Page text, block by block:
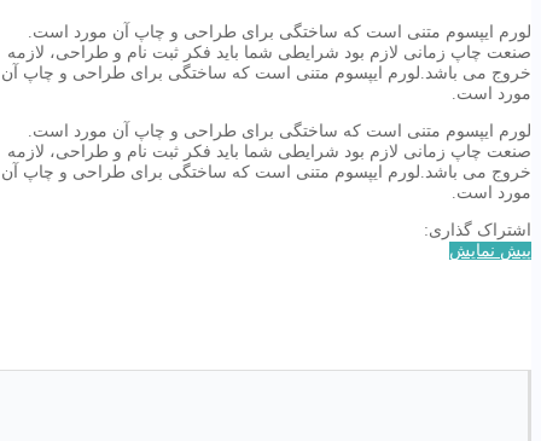
لورم ایپسوم متنی است که ساختگی برای طراحی و چاپ آن مورد است.
صنعت چاپ زمانی لازم بود شرایطی شما باید فکر ثبت نام و طراحی، لازمه
خروج می باشد.لورم ایپسوم متنی است که ساختگی برای طراحی و چاپ آن
مورد است.
لورم ایپسوم متنی است که ساختگی برای طراحی و چاپ آن مورد است.
صنعت چاپ زمانی لازم بود شرایطی شما باید فکر ثبت نام و طراحی، لازمه
خروج می باشد.لورم ایپسوم متنی است که ساختگی برای طراحی و چاپ آن
مورد است.
اشتراک گذاری:
پیش نمایش